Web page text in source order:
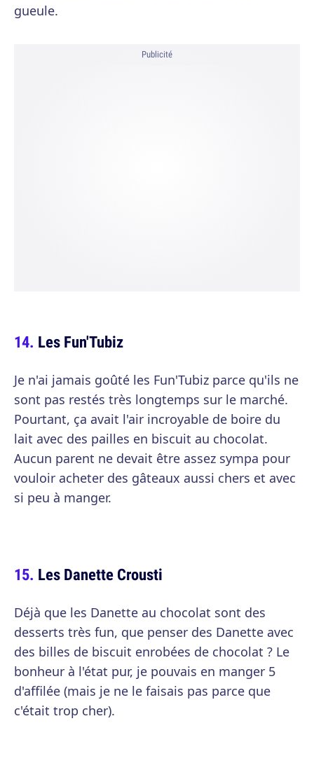
gueule.
Publicité
Les Fun'Tubiz
Je n'ai jamais goûté les Fun'Tubiz parce qu'ils ne
sont pas restés très longtemps sur le marché.
Pourtant, ça avait l'air incroyable de boire du
lait avec des pailles en biscuit au chocolat.
Aucun parent ne devait être assez sympa pour
vouloir acheter des gâteaux aussi chers et avec
si peu à manger.
Les Danette Crousti
Déjà que les Danette au chocolat sont des
desserts très fun, que penser des Danette avec
des billes de biscuit enrobées de chocolat ? Le
bonheur à l'état pur, je pouvais en manger 5
d'affilée (mais je ne le faisais pas parce que
c'était trop cher).